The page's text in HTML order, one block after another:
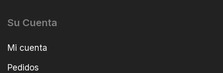
Su Cuenta
Mi cuenta
Pedidos